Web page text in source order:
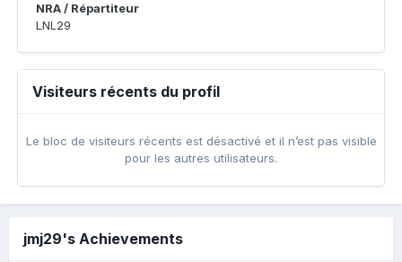
NRA / Répartiteur
LNL29
Visiteurs récents du profil
Le bloc de visiteurs récents est désactivé et il n’est pas visible
pour les autres utilisateurs.
jmj29's Achievements